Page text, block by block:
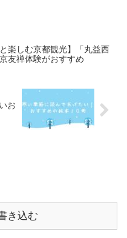
と楽しむ京都観光】「丸益西
友禅体験がおすすめ
お
き込む